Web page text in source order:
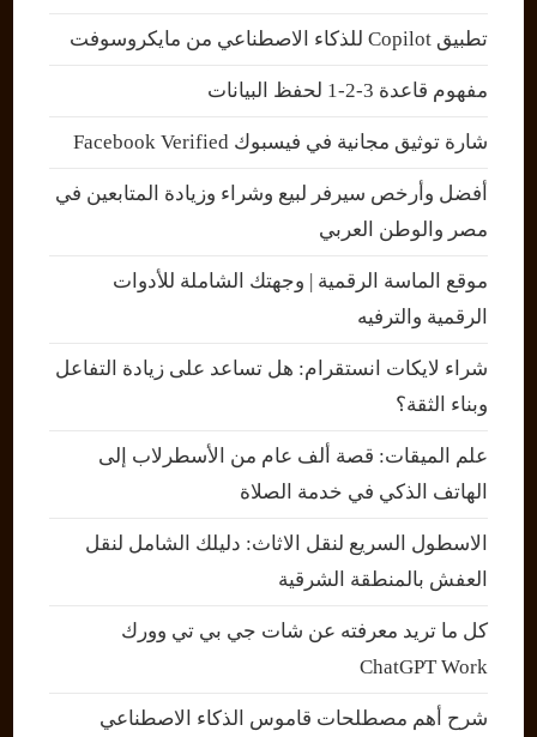
تطبيق Copilot للذكاء الاصطناعي من مايكروسوفت
مفهوم قاعدة 3-2-1 لحفظ البيانات
شارة توثيق مجانية في فيسبوك Facebook Verified
أفضل وأرخص سيرفر لبيع وشراء وزيادة المتابعين في
مصر والوطن العربي
موقع الماسة الرقمية | وجهتك الشاملة للأدوات
الرقمية والترفيه
شراء لايكات انستقرام: هل تساعد على زيادة التفاعل
وبناء الثقة؟
علم الميقات: قصة ألف عام من الأسطرلاب إلى
الهاتف الذكي في خدمة الصلاة
الاسطول السريع لنقل الاثاث: دليلك الشامل لنقل
العفش بالمنطقة الشرقية
كل ما تريد معرفته عن شات جي بي تي وورك
ChatGPT Work
شرح أهم مصطلحات قاموس الذكاء الاصطناعي